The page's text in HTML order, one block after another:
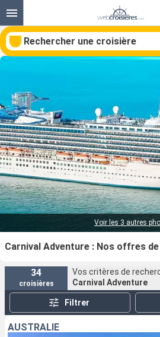
Rechercher une croisière
Nos destinations
Mois de départ
Ports
Carnival Adventure : Nos offres
Voir les 3 autres
34
croisières
Vos critères de
Carnival Adventure
Filtrer
AUSTRALIE